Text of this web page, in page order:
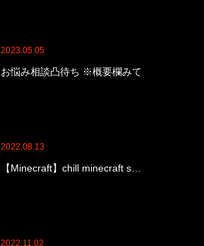
2023.05.05
お悩み相談凸待ち ※概要欄みて
2022.08.13
【Minecraft】chill minecraft s…
2022.11.02